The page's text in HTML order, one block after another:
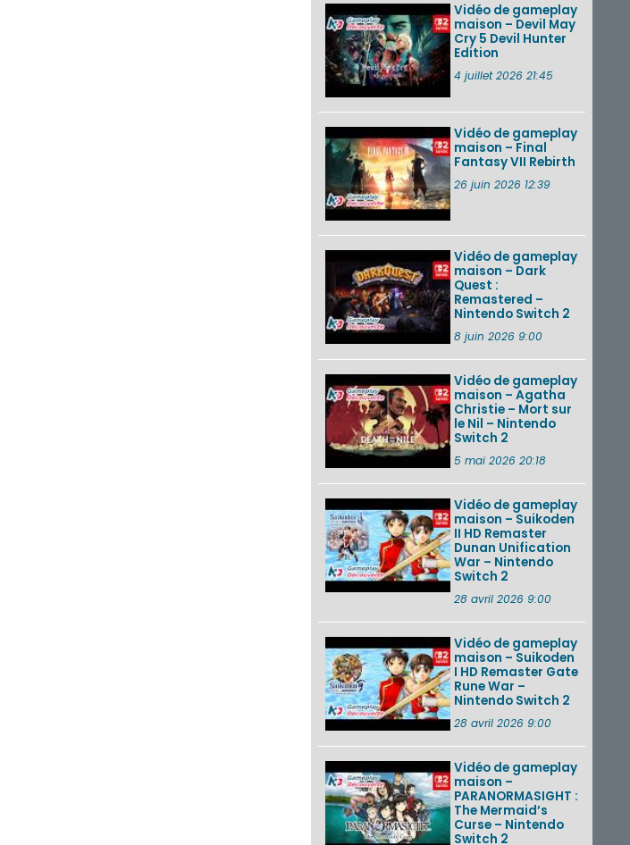
Un Fire Emblem :
Fortune’s Weave
Direct d’environ 20
août 2026...
Les sorties eShop de
la semaine 31 de
2026 (Xenoblade
Chronicles 2 –
VOIR PLUS DE NEWS
Vidéo de gameplay
maison – Devil May
Cry 5 Devil Hunter
Edition
4 juillet 2026 21:45
Vidéo de gameplay
maison – Final
Fantasy VII Rebirth
26 juin 2026 12:39
Vidéo de gameplay
maison – Dark
Quest :
Remastered –
Nintendo Switch 2
8 juin 2026 9:00
Vidéo de gameplay
maison – Agatha
Christie – Mort sur
le Nil – Nintendo
Switch 2
5 mai 2026 20:18
Vidéo de gameplay
maison – Suikoden
II HD Remaster
Dunan Unification
War – Nintendo
Switch 2
28 avril 2026 9:00
Vidéo de gameplay
maison – Suikoden
I HD Remaster Gate
Rune War –
Nintendo Switch 2
28 avril 2026 9:00
Vidéo de gameplay
maison –
PARANORMASIGHT :
The Mermaid’s
Curse – Nintendo
Switch 2